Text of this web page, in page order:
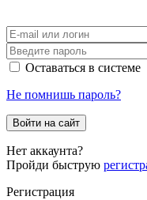
Оставаться в системе
Не помнишь пароль?
Войти на сайт
Нет аккаунта?
Пройди быструю
Регистрация